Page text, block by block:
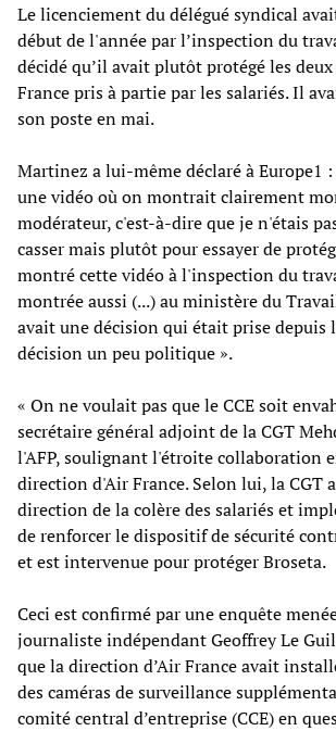
Le licenciement du délégué syndical
début de l'année par l’inspection du
décidé qu’il avait plutôt protégé les
France pris à partie par les salariés. Il
son poste en mai.
Martinez a lui-même déclaré à Europe1
une vidéo où on montrait clairement
modérateur, c'est-à-dire que je n'étais
casser mais plutôt pour essayer de
montré cette vidéo à l'inspection du
montrée aussi (...) au ministère du
avait une décision qui était prise depuis
décision un peu politique ».
« On ne voulait pas que le CCE soit
secrétaire général adjoint de la CGT
l'AFP, soulignant l'étroite collaboration
direction d'Air France. Selon lui, la CGT
direction de la colère des salariés et
de renforcer le dispositif de sécurité
et est intervenue pour protéger Broseta.
Ceci est confirmé par une enquête
journaliste indépendant Geoffrey Le
que la direction d’Air France avait
des caméras de surveillance
comité central d’entreprise (CCE) en